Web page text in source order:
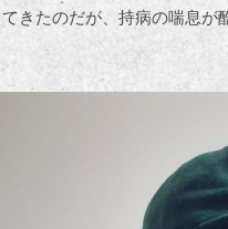
きたのだが、持病の喘息